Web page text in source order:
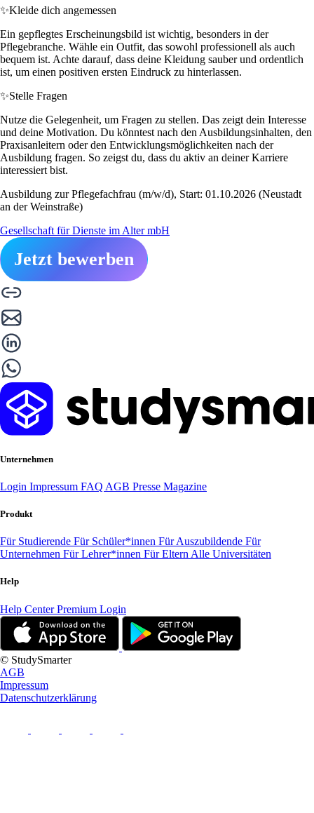
✨Kleide dich angemessen
Ein gepflegtes Erscheinungsbild ist wichtig, besonders in der
Pflegebranche. Wähle ein Outfit, das sowohl professionell als auch
bequem ist. Achte darauf, dass deine Kleidung sauber und ordentlich
ist, um einen positiven ersten Eindruck zu hinterlassen.
✨Stelle Fragen
Nutze die Gelegenheit, um Fragen zu stellen. Das zeigt dein Interesse
und deine Motivation. Du könntest nach den Ausbildungsinhalten, den
Praxisanleitern oder den Entwicklungsmöglichkeiten nach der
Ausbildung fragen. So zeigst du, dass du aktiv an deiner Karriere
interessiert bist.
Ausbildung zur Pflegefachfrau (m/w/d), Start: 01.10.2026 (Neustadt
an der Weinstraße)
Gesellschaft für Dienste im Alter mbH
Jetzt bewerben
Unternehmen
Login Impressum FAQ AGB Presse Magazine
Produkt
Für Studierende Für Schüler*innen Für Auszubildende Für
Unternehmen Für Lehrer*innen Für Eltern Alle Universitäten
Help
Help CenterPremium Login
© StudySmarter
AGB
Impressum
Datenschutzerklärung